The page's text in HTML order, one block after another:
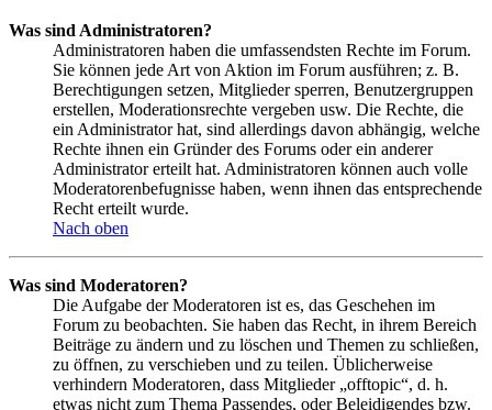
Was sind Administratoren?
Administratoren haben die umfassendsten Rechte im Forum.
Sie können jede Art von Aktion im Forum ausführen; z. B.
Berechtigungen setzen, Mitglieder sperren, Benutzergruppen
erstellen, Moderationsrechte vergeben usw. Die Rechte, die
ein Administrator hat, sind allerdings davon abhängig, welche
Rechte ihnen ein Gründer des Forums oder ein anderer
Administrator erteilt hat. Administratoren können auch volle
Moderatorenbefugnisse haben, wenn ihnen das entsprechende
Recht erteilt wurde.
Nach oben
Was sind Moderatoren?
Die Aufgabe der Moderatoren ist es, das Geschehen im
Forum zu beobachten. Sie haben das Recht, in ihrem Bereich
Beiträge zu ändern und zu löschen und Themen zu schließen,
zu öffnen, zu verschieben und zu teilen. Üblicherweise
verhindern Moderatoren, dass Mitglieder „offtopic“, d. h.
etwas nicht zum Thema Passendes, oder Beleidigendes bzw.